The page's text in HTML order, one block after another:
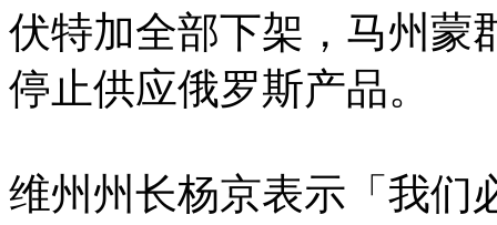
伏特加全部下架，马州蒙
停止供应俄罗斯产品。
维州州长杨京表示「我们